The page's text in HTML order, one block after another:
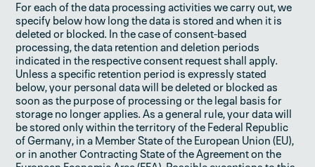
For each of the data processing activities we carry out, we
specify below how long the data is stored and when it is
deleted or blocked. In the case of consent-based
processing, the data retention and deletion periods
indicated in the respective consent request shall apply.
Unless a specific retention period is expressly stated
below, your personal data will be deleted or blocked as
soon as the purpose of processing or the legal basis for
storage no longer applies. As a general rule, your data will
be stored only within the territory of the Federal Republic
of Germany, in a Member State of the European Union (EU),
or in another Contracting State of the Agreement on the